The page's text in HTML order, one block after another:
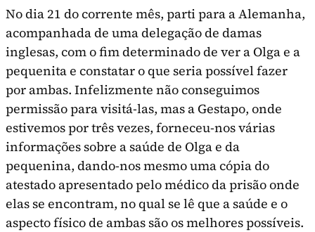
No dia 21 do corrente mês, parti para a Alemanha,
acompanhada de uma delegação de damas
inglesas, com o fim determinado de ver a Olga e a
pequenita e constatar o que seria possível fazer
por ambas. Infelizmente não conseguimos
permissão para visitá-las, mas a Gestapo, onde
estivemos por três vezes, forneceu-nos várias
informações sobre a saúde de Olga e da
pequenina, dando-nos mesmo uma cópia do
atestado apresentado pelo médico da prisão onde
elas se encontram, no qual se lê que a saúde e o
aspecto físico de ambas são os melhores possíveis.